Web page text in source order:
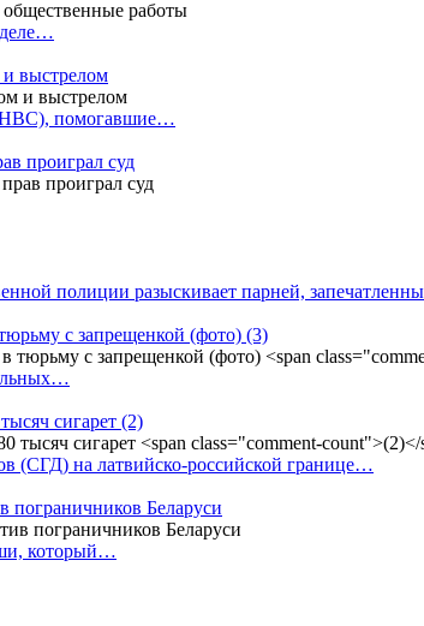
деле…
и выстрелом
помогавшие…
проиграл суд
полиции разыскивает парней,
с запрещенкой (фото) (3)
сигарет (2)
(СГД) на латвийско-российской границе…
пограничников Беларуси
который…